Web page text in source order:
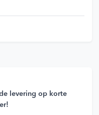
levering op korte